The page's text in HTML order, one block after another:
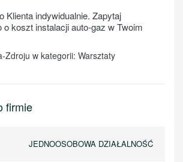
Klienta indywidualnie. Zapytaj
o koszt instalacji auto-gaz w Twoim
Zdroju w kategorii: Warsztaty
firmie
JEDNOOSOBOWA DZIAŁALNOŚĆ